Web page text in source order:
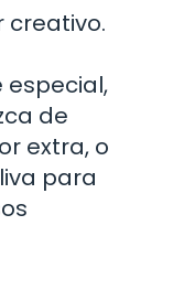
creativo.
especial,
de
extra, o
para